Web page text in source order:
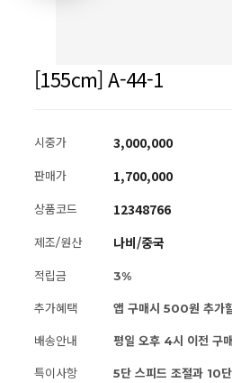
[155cm] A-44-1
시중가 3,000,000
판매가 1,700,000
상품코드 12348766
제조/원산 나비/중국
적립금 3%
추가혜택 앱 구매시 500원 추가
배송안내 평일 오후 4시 이전 구
특이사항
5단 스피드 조절과 10